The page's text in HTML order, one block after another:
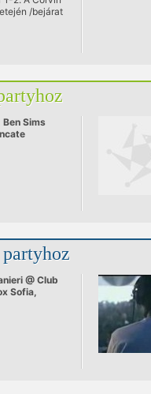
/bejárat
Ben Sims
@ Club
Sofia,